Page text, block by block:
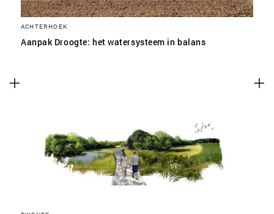
ACHTERHOEK
Aanpak Droogte: het watersysteem in balans